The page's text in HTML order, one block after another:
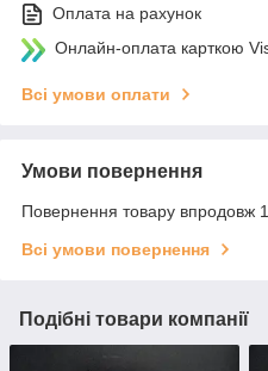
Оплата на рахунок
Онлайн-оплата карткою
Всі умови оплати
Умови повернення
Повернення товару впродовж
Всі умови повернення
Подібні товари компанії